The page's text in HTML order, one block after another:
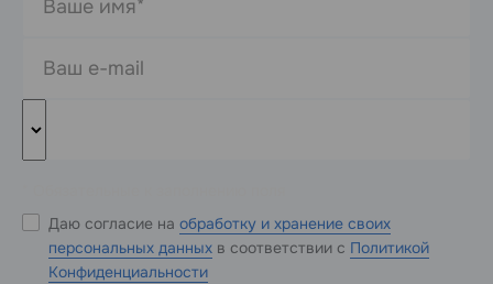
Даю согласие на обработку и хранение своих
персональных данных в соответствии с Политикой
Конфиденциальности